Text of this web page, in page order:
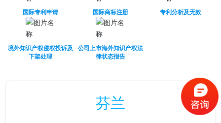
国际专利申请 国际商标注册 专利分析及无效
境外知识产权侵权投诉及
下架处理
公司上市海外知识产权法
律状态报告
芬兰